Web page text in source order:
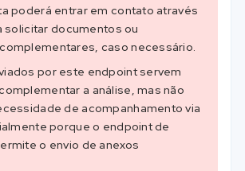
poderá entrar em contato através
solicitar documentos ou
caso necessário.
por este endpoint servem
a análise, mas não
de acompanhamento via
porque o endpoint de
o envio de anexos